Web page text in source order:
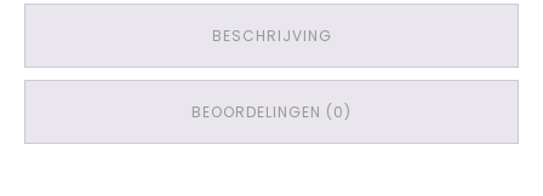
BESCHRIJVING
BEOORDELINGEN (0)